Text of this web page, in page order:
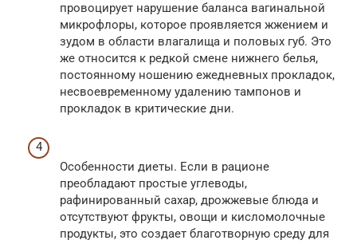
провоцирует нарушение баланса вагинальной
микрофлоры, которое проявляется жжением и
зудом в области влагалища и половых губ. Это
же относится к редкой смене нижнего белья,
постоянному ношению ежедневных прокладок,
несвоевременному удалению тампонов и
прокладок в критические дни.
Особенности диеты. Если в рационе
преобладают простые углеводы,
рафинированный сахар, дрожжевые блюда и
отсутствуют фрукты, овощи и кисломолочные
продукты, это создает благотворную среду для